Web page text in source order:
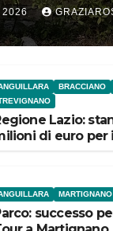
2026
BRACCIANO
Lazio:
di euro per
MARTIGNANO
successo